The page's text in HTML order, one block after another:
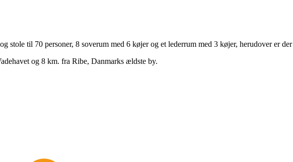
stole til 70 personer, 8 soverum med 6 køjer og et lederrum med 3 køjer, herudover er
og 8 km. fra Ribe, Danmarks ældste by.